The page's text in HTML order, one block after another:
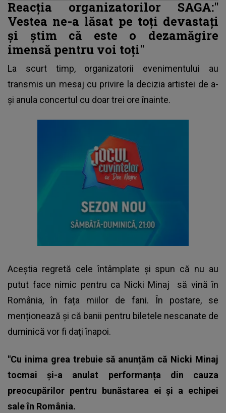
Reacția organizatorilor SAGA:"
Vestea ne-a lăsat pe toți devastați
și știm că este o dezamăgire
imensă pentru voi toți"
La scurt timp, organizatorii evenimentului au
transmis un mesaj cu privire la decizia artistei de a-
și anula concertul cu doar trei ore înainte.
Aceștia regretă cele întâmplate și spun că nu au
putut face nimic pentru ca Nicki Minaj
să vină în
România, în fața miilor de fani. În postare, se
menționează și că banii pentru biletele nescanate de
duminică vor fi dați înapoi.
"Cu inima grea trebuie să anunțăm că Nicki Minaj
tocmai și-a anulat performanța din cauza
preocupărilor pentru bunăstarea ei și a echipei
sale în România.